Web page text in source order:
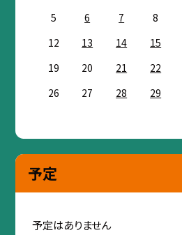
5
6 7 8
12
13 14 15
19
20 21 22
26
27 28 29
予定
予定はありません